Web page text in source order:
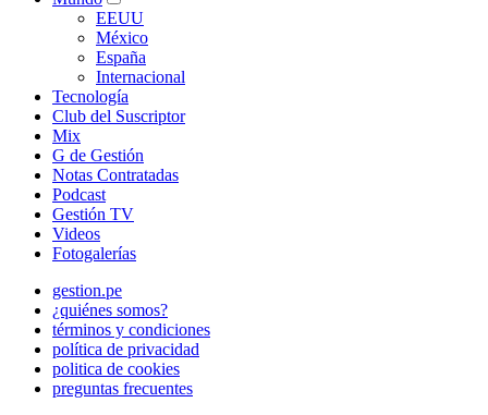
EEUU
México
España
Internacional
Tecnología
Club del Suscriptor
Mix
G de Gestión
Notas Contratadas
Podcast
Gestión TV
Videos
Fotogalerías
gestion.pe
¿quiénes somos?
términos y condiciones
política de privacidad
politica de cookies
preguntas frecuentes